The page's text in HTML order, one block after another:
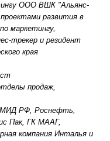
ООО ВШК "Альянс-
развития в
маркетингу,
трекер и резидент
края
продаж,
МИД РФ, Роснефть,
Пак, ГК МААГ,
компания Инталья и